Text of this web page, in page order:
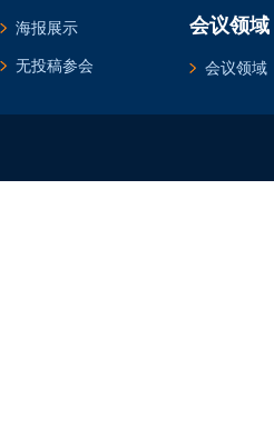
海报展示
无投稿参会
会议领域
会议领域